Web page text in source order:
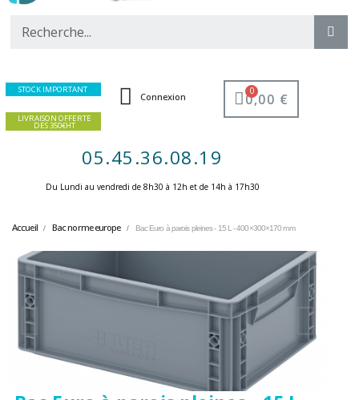
STOCK IMPORTANT
LIVRAISON OFFERTE
DES 350€HT
Connexion 0,00 €
05.45.36.08.19
Du Lundi au vendredi de 8h30 à 12h et de 14h à 17h30 ​
Accueil Bac norme europe Bac Euro à parois pleines - 15 L - 400×300×170 mm